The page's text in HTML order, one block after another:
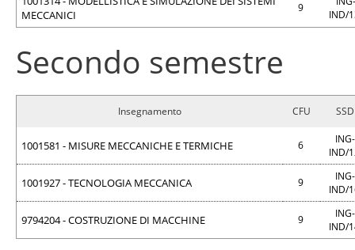
MECCANICI
9
IND/
Secondo semestre
Insegnamento CFU SSD
1001581 - MISURE MECCANICHE E TERMICHE 6
ING-
IND/
1001927 - TECNOLOGIA MECCANICA 9
ING-
IND/
9794204 - COSTRUZIONE DI MACCHINE 9
ING-
IND/